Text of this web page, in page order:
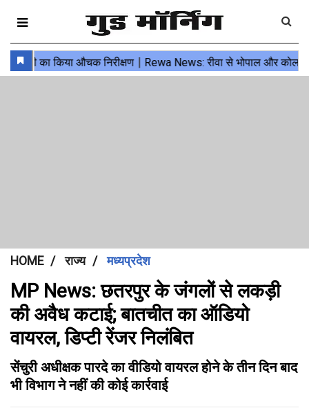
HOME राज्य मध्यप्रदेश
MP News: छतरपुर के जंगलों से लकड़ी
की अवैध कटाई; बातचीत का ऑडियो
वायरल, डिप्टी रेंजर निलंबित
सेंचुरी अधीक्षक पारदे का वीडियो वायरल होने के तीन दिन बाद
भी विभाग ने नहीं की कोई कार्रवाई